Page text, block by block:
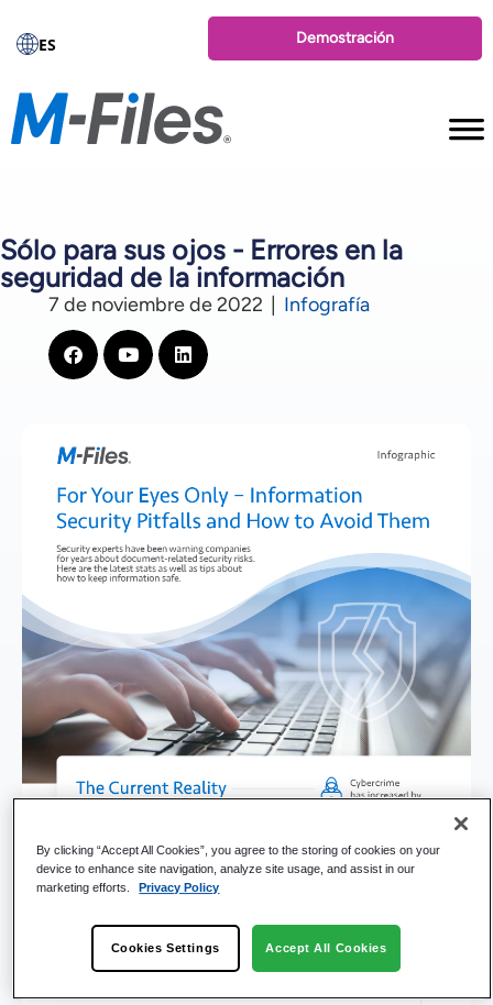
ES Demostración
Sólo para sus ojos - Errores en la
seguridad de la información
7 de noviembre de 2022 Infografía
By clicking “Accept All Cookies”, you agree to the storing of cookies on your
device to enhance site navigation, analyze site usage, and assist in our
marketing efforts.
Privacy Policy
Cookies Settings Accept All Cookies